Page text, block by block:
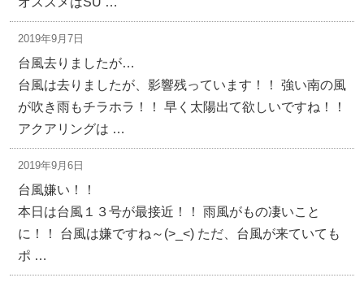
2019年9月7日
台風去りましたが…
台風は去りましたが、影響残っています！！ 強い南の風
が吹き雨もチラホラ！！ 早く太陽出て欲しいですね！！
アクアリングは …
2019年9月6日
台風嫌い！！
本日は台風１３号が最接近！！ 雨風がもの凄いこと
に！！ 台風は嫌ですね～(>_<) ただ、台風が来ていても
ポ …